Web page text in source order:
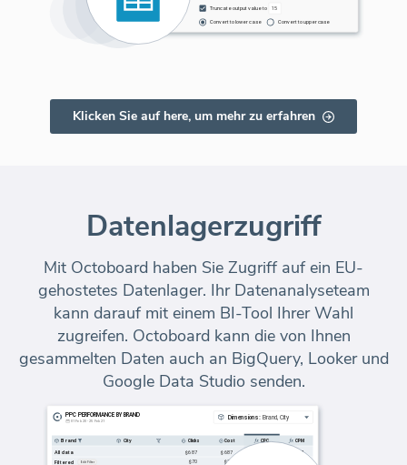
Klicken Sie auf here, um mehr zu erfahren
Datenlagerzugriff
Mit Octoboard haben Sie Zugriff auf ein EU-
gehostetes Datenlager. Ihr Datenanalyseteam
kann darauf mit einem BI-Tool Ihrer Wahl
zugreifen. Octoboard kann die von Ihnen
gesammelten Daten auch an BigQuery, Looker und
Google Data Studio senden.